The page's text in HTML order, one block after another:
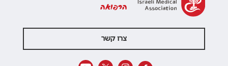
הרפואה
צרו קשר